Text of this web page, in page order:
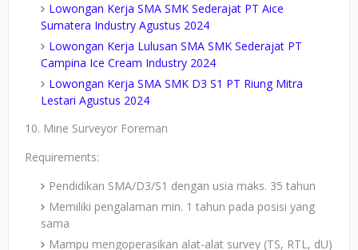
Lowongan Kerja SMA SMK Sederajat PT Aice
Sumatera Industry Agustus 2024
Lowongan Kerja Lulusan SMA SMK Sederajat PT
Campina Ice Cream Industry 2024
Lowongan Kerja SMA SMK D3 S1 PT Riung Mitra
Lestari Agustus 2024
10. Mine Surveyor Foreman
Requirements:
Pendidikan SMA/D3/S1 dengan usia maks. 35 tahun
Memiliki pengalaman min. 1 tahun pada posisi yang
sama
Mampu mengoperasikan alat-alat survey (TS, RTL, dU)